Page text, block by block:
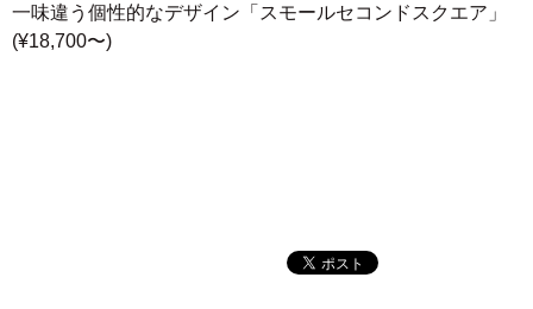
一味違う個性的なデザイン「スモールセコンドスクエア」
(¥18,700〜)